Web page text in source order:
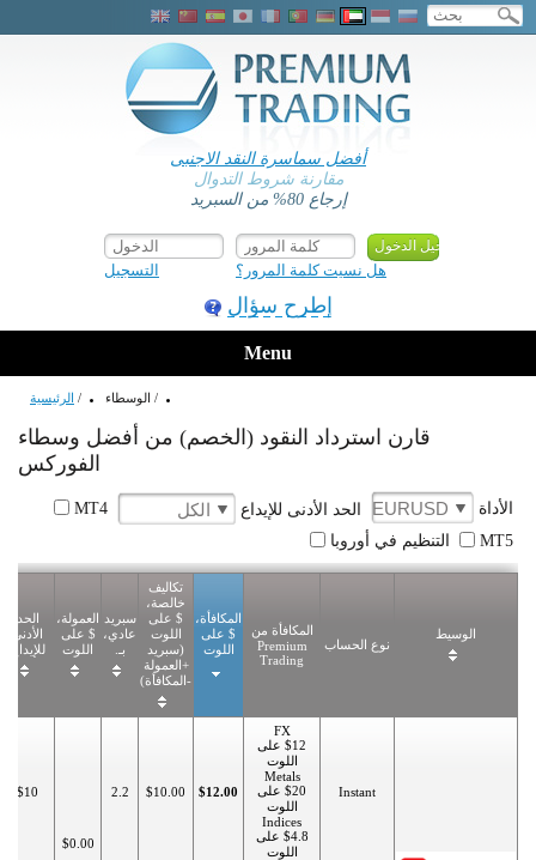
أفضل سماسرة النقد الاجنبى
مقارنة شروط التدوال
إرجاع 80% من السبريد
التسجيل هل نسيت كلمة المرور؟
إطرح سؤال
Menu
الرئيسية / الوسطاء /
قارن استرداد النقود (الخصم) من أفضل وسطاء
الفوركس
الأداة EURUSD الحد الأدنى للإيداع الكل
MT4
MT5
التنظيم في أوروبا
الوسيط
نوع الحساب
المكافأة من
Premium
Trading
المكافأة،
$ على
اللوت
تكاليف
خالصة،
$ على
اللوت
(سبريد
+العمولة
-المكافأة)
سبريد
عادي،
بـ.
العمولة،
$ على
اللوت
الحد
الأدنى
للإيداع
Instant
FX
$12 على
اللوت
Metals
$20 على
اللوت
Indices
$4.8 على
اللوت
$12.00
$10.00
2.2
$0.00
$10